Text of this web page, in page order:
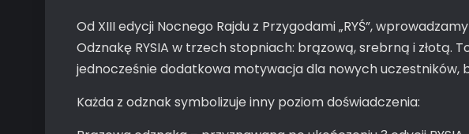
Od XIII edycji Nocnego Rajdu z Przygodami „RYŚ”,
Odznakę RYSIA w trzech stopniach: brązową, srebrną i
jednocześnie dodatkowa motywacja dla nowych uczestników,
Każda z odznak symbolizuje inny poziom doświadczenia: